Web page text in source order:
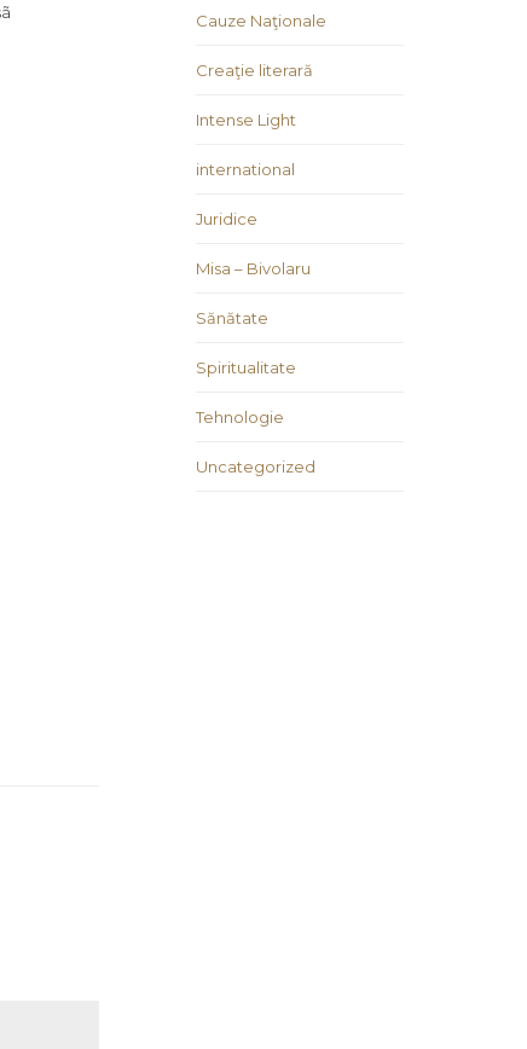
Cauze Naţionale
Creaţie literară
Intense Light
international
Juridice
Misa – Bivolaru
Sănătate
Spiritualitate
Tehnologie
Uncategorized